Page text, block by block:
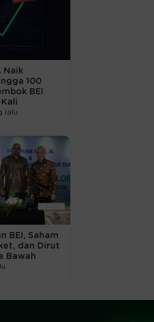
Naik
100
BEI
lalu
BEI, Saham
dan Dirut
Bawah